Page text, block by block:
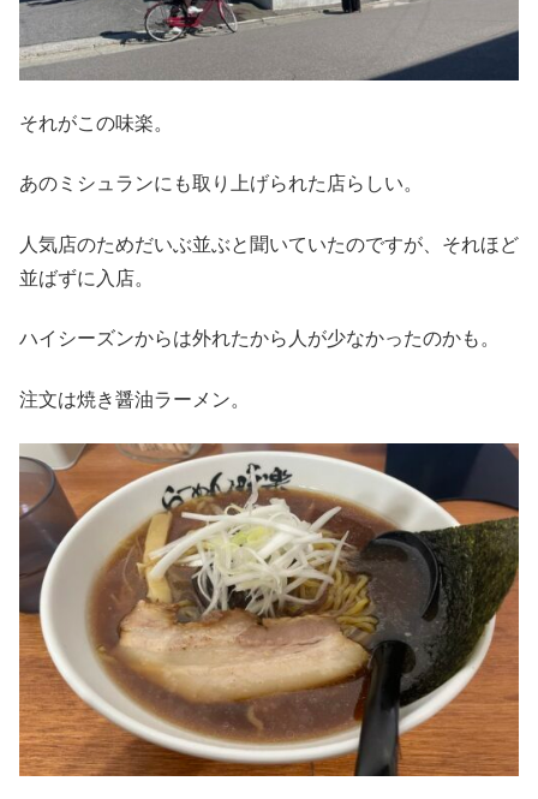
それがこの味楽。
あのミシュランにも取り上げられた店らしい。
人気店のためだいぶ並ぶと聞いていたのですが、それほど
並ばずに入店。
ハイシーズンからは外れたから人が少なかったのかも。
注文は焼き醤油ラーメン。